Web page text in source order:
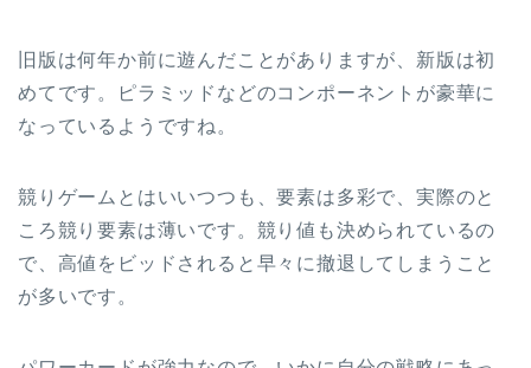
旧版は何年か前に遊んだことがありますが、新版は初
めてです。ピラミッドなどのコンポーネントが豪華に
なっているようですね。
競りゲームとはいいつつも、要素は多彩で、実際のと
ころ競り要素は薄いです。競り値も決められているの
で、高値をビッドされると早々に撤退してしまうこと
が多いです。